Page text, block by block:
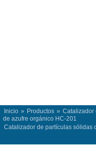
Inicio » Productos » Catalizador
de azufre orgánico HC-201
Catalizador de partículas sólidas